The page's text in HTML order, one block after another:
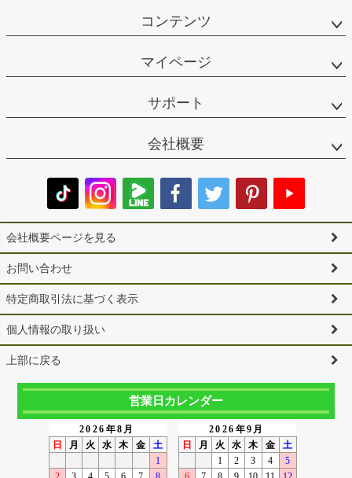
コンテンツ
マイページ
サポート
会社概要
会社概要ページを見る
お問い合わせ
特定商取引法に基づく表示
個人情報の取り扱い
上部に戻る
営業日カレンダー